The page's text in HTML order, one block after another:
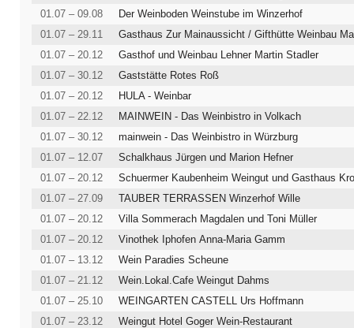
01.07 – 09.08
Der Weinboden Weinstube im Winzerhof
01.07 – 29.11
01.07 – 20.12
Gasthof und Weinbau Lehner Martin Stadler
01.07 – 30.12
Gaststätte Rotes Roß
01.07 – 20.12
HULA - Weinbar
01.07 – 22.12
MAINWEIN - Das Weinbistro in Volkach
01.07 – 30.12
mainwein - Das Weinbistro in Würzburg
01.07 – 12.07
Schalkhaus Jürgen und Marion Hefner
01.07 – 20.12
Schuermer Kaubenheim Weingut und Gasthaus
01.07 – 27.09
TAUBER TERRASSEN Winzerhof Wille
01.07 – 20.12
Villa Sommerach Magdalen und Toni Müller
01.07 – 20.12
Vinothek Iphofen Anna-Maria Gamm
01.07 – 13.12
Wein Paradies Scheune
01.07 – 21.12
Wein.Lokal.Cafe Weingut Dahms
01.07 – 25.10
WEINGARTEN CASTELL Urs Hoffmann
01.07 – 23.12
Weingut Hotel Goger Wein-Restaurant